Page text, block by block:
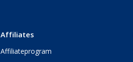
Affiliates
Affiliateprogram